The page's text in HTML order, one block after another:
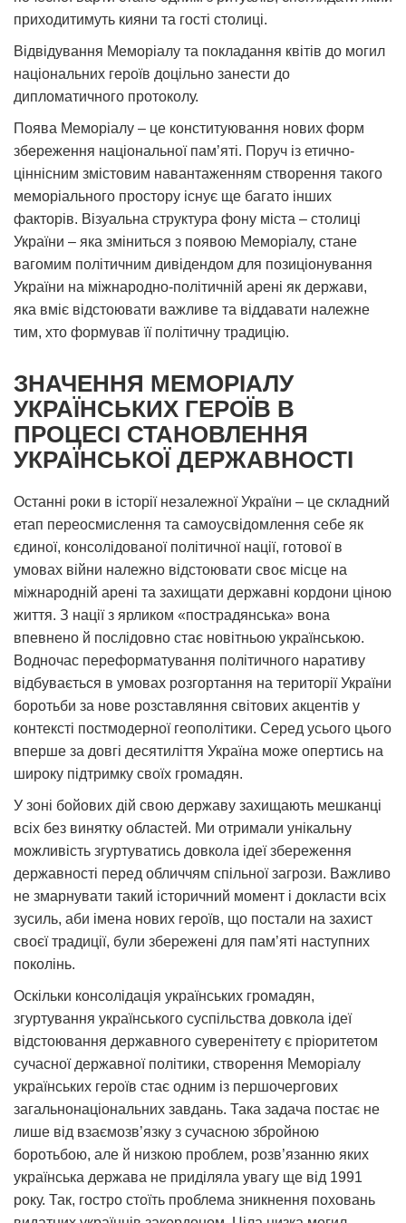
приходитимуть кияни та гості столиці.
Відвідування Меморіалу та покладання квітів до могил
національних героїв доцільно занести до
дипломатичного протоколу.
Поява Меморіалу – це конституювання нових форм
збереження національної пам’яті. Поруч із етично-
ціннісним змістовим навантаженням створення такого
меморіального простору існує ще багато інших
факторів. Візуальна структура фону міста – столиці
України – яка зміниться з появою Меморіалу, стане
вагомим політичним дивідендом для позиціонування
України на міжнародно-політичній арені як держави,
яка вміє відстоювати важливе та віддавати належне
тим, хто формував її політичну традицію.
ЗНАЧЕННЯ МЕМОРІАЛУ
УКРАЇНСЬКИХ ГЕРОЇВ В
ПРОЦЕСІ СТАНОВЛЕННЯ
УКРАЇНСЬКОЇ ДЕРЖАВНОСТІ
Останні роки в історії незалежної України – це складний
етап переосмислення та самоусвідомлення себе як
єдиної, консолідованої політичної нації, готової в
умовах війни належно відстоювати своє місце на
міжнародній арені та захищати державні кордони ціною
життя. З нації з ярликом «пострадянська» вона
впевнено й послідовно стає новітньою українською.
Водночас переформатування політичного наративу
відбувається в умовах розгортання на території України
боротьби за нове розставляння світових акцентів у
контексті постмодерної геополітики. Серед усього цього
вперше за довгі десятиліття Україна може опертись на
широку підтримку своїх громадян.
У зоні бойових дій свою державу захищають мешканці
всіх без винятку областей. Ми отримали унікальну
можливість згуртуватись довкола ідеї збереження
державності перед обличчям спільної загрози. Важливо
не змарнувати такий історичний момент і докласти всіх
зусиль, аби імена нових героїв, що постали на захист
своєї традиції, були збережені для пам’яті наступних
поколінь.
Оскільки консолідація українських громадян,
згуртування українського суспільства довкола ідеї
відстоювання державного суверенітету є пріоритетом
сучасної державної політики, створення Меморіалу
українських героїв стає одним із першочергових
загальнонаціональних завдань. Така задача постає не
лише від взаємозв’язку з сучасною збройною
боротьбою, але й низкою проблем, розв’язанню яких
українська держава не приділяла увагу ще від 1991
року. Так, гостро стоїть проблема зникнення поховань